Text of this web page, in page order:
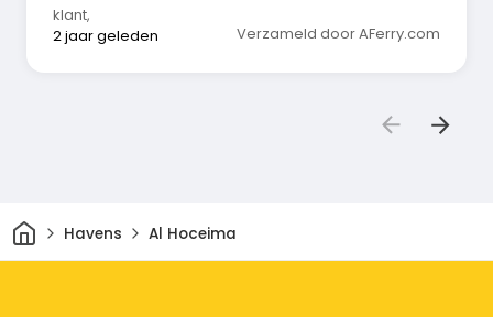
klant,
2 jaar geleden
Verzameld door AFerry.com
ThuisHavens Al Hoceima